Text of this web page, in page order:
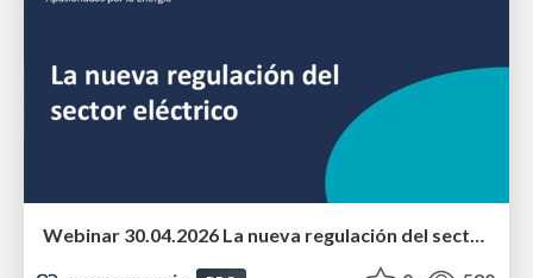
Webinar 30.04.2026 La nueva regulación del sector eléctrico